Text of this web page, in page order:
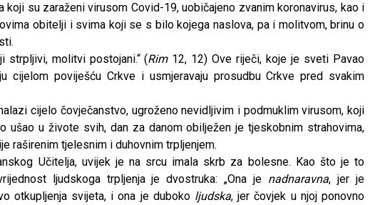
koji su zaraženi virusom Covid-19, uobičajeno zvanim koronavirus, kao i
obitelji i svima koji se s bilo kojega naslova, pa i molitvom, brinu o
strpljivi, molitvi postojani.“ (Rim 12, 12) Ove riječi, koje je sveti Pavao
cijelom poviješću Crkve i usmjeravaju prosudbu Crkve pred svakim
cijelo čovječanstvo, ugroženo nevidljivim i podmuklim virusom, koji
ušao u živote svih, dan za danom obilježen je tjeskobnim strahovima,
raširenim tjelesnim i duhovnim trpljenjem.
Učitelja, uvijek je na srcu imala skrb za bolesne. Kao što je to
ljudskoga trpljenja je dvostruka: „Ona je nadnaravna, jer je
otkupljenja svijeta, i ona je duboko ljudska, jer čovjek u njoj ponovno